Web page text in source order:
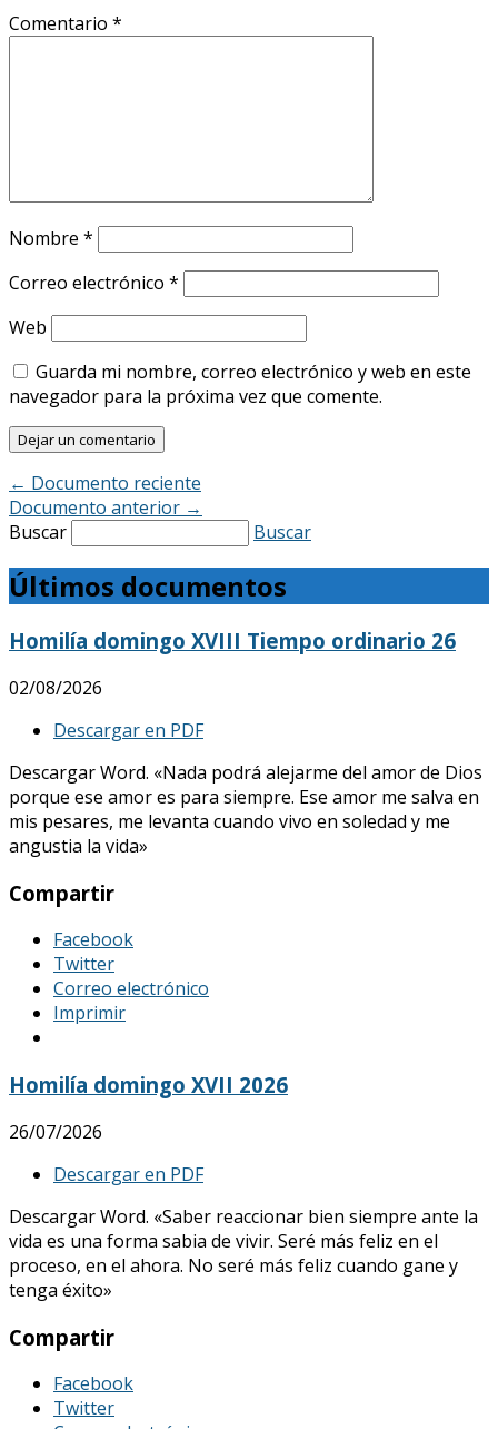
Comentario *
Nombre *
Correo electrónico *
Web
Guarda mi nombre, correo electrónico y web en este
navegador para la próxima vez que comente.
← Documento reciente
Documento anterior →
Buscar
Buscar
Últimos documentos
Homilía domingo XVIII Tiempo ordinario 26
02/08/2026
Descargar en PDF
Descargar Word. «Nada podrá alejarme del amor de Dios
porque ese amor es para siempre. Ese amor me salva en
mis pesares, me levanta cuando vivo en soledad y me
angustia la vida»
Compartir
Facebook
Twitter
Correo electrónico
Imprimir
Homilía domingo XVII 2026
26/07/2026
Descargar en PDF
Descargar Word. «Saber reaccionar bien siempre ante la
vida es una forma sabia de vivir. Seré más feliz en el
proceso, en el ahora. No seré más feliz cuando gane y
tenga éxito»
Compartir
Facebook
Twitter